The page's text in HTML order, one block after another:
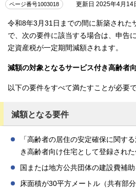
ページ番号1003018 更新日 2025年4月14
令和8年3月31日までの間に新築された
で、次の要件に該当する場合は、申告
定資産税が一定期間減額されます。
減額の対象となるサービス付き高齢者
以下の要件をすべて満たすことが必要で
減額となる要件
「高齢者の居住の安定確保に関す
き高齢者向け住宅として登録され
国または地方公共団体の建設費補
床面積が30平方メートル（共有部